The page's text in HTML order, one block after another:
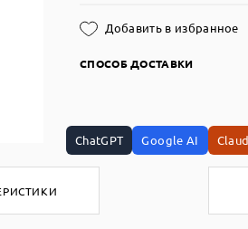
Добавить в избранное
СПОСОБ ДОСТАВКИ
ChatGPT Google AI